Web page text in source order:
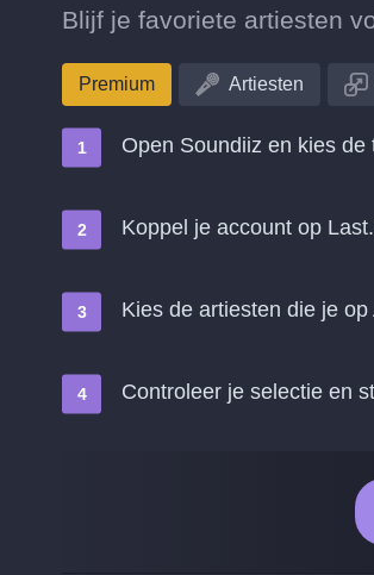
Blijf je favoriete artiesten
Premium Artiesten
Open Soundiiz en kies de
Koppel je account op
Kies de artiesten die je
Controleer je selectie en